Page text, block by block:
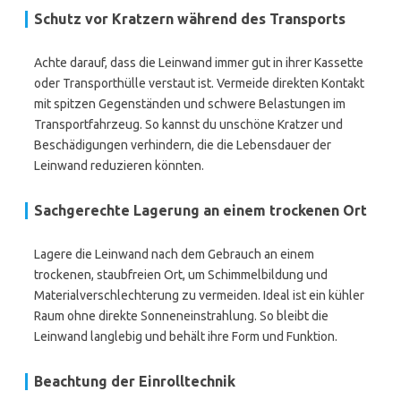
Schutz vor Kratzern während des Transports
Achte darauf, dass die Leinwand immer gut in ihrer Kassette
oder Transporthülle verstaut ist. Vermeide direkten Kontakt
mit spitzen Gegenständen und schwere Belastungen im
Transportfahrzeug. So kannst du unschöne Kratzer und
Beschädigungen verhindern, die die Lebensdauer der
Leinwand reduzieren könnten.
Sachgerechte Lagerung an einem trockenen Ort
Lagere die Leinwand nach dem Gebrauch an einem
trockenen, staubfreien Ort, um Schimmelbildung und
Materialverschlechterung zu vermeiden. Ideal ist ein kühler
Raum ohne direkte Sonneneinstrahlung. So bleibt die
Leinwand langlebig und behält ihre Form und Funktion.
Beachtung der Einrolltechnik